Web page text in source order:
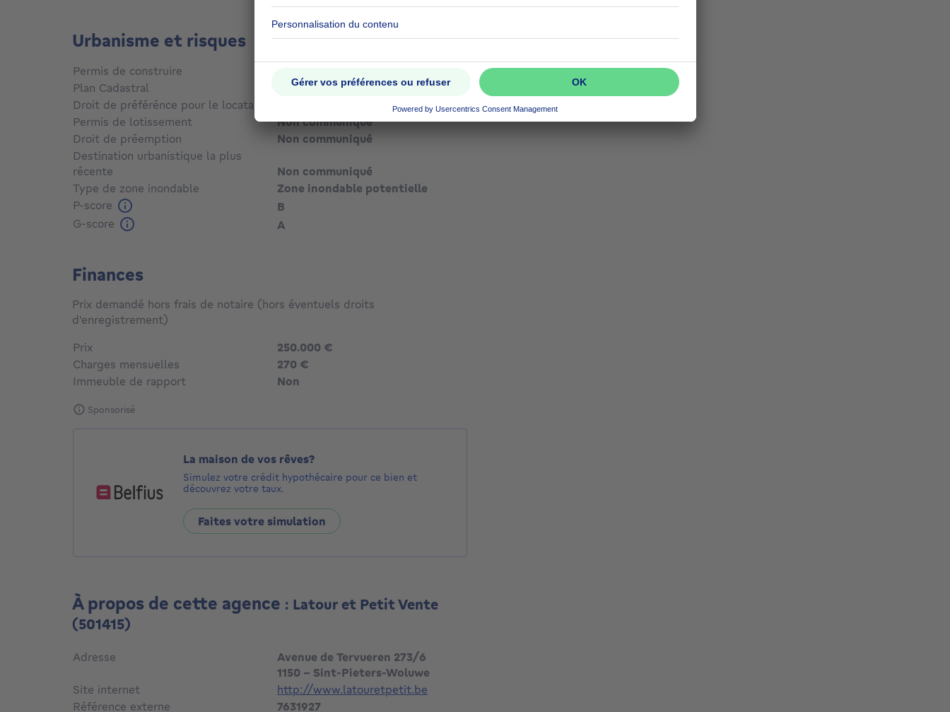
Urbanisme et risques
Permis de construire
Plan Cadastral
Non communiqué
Droit de préférénce pour le locataire
Permis de lotissement
Non communiqué
Droit de préemption
Non communiqué
Destination urbanistique la plus
récente
Non communiqué
Type de zone inondable
Zone inondable potentielle
P-score
B
G-score
A
Finances
Prix demandé hors frais de notaire (hors éventuels droits
d'enregistrement)
Prix
250.000 €
Charges mensuelles
270 €
Immeuble de rapport
Non
Sponsorisé
La maison de vos rêves?
Simulez votre crédit hypothécaire pour ce bien et
découvrez votre taux.
Faites votre simulation
À propos de cette agence : Latour et Petit Vente
(501415)
Adresse
Avenue de Tervueren 273/6
1150 - Sint-Pieters-Woluwe
Site internet
http://www.latouretpetit.be
Référence externe
7631927